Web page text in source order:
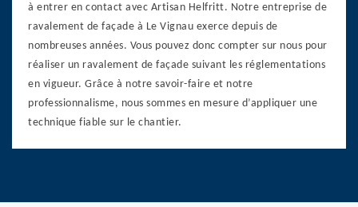
à entrer en contact avec Artisan Helfritt. Notre entreprise de
ravalement de façade à Le Vignau exerce depuis de
nombreuses années. Vous pouvez donc compter sur nous pour
réaliser un ravalement de façade suivant les réglementations
en vigueur. Grâce à notre savoir-faire et notre
professionnalisme, nous sommes en mesure d’appliquer une
technique fiable sur le chantier.